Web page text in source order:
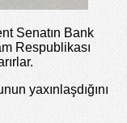
Senatın Bank
Respublikası
yaxınlaşdığını